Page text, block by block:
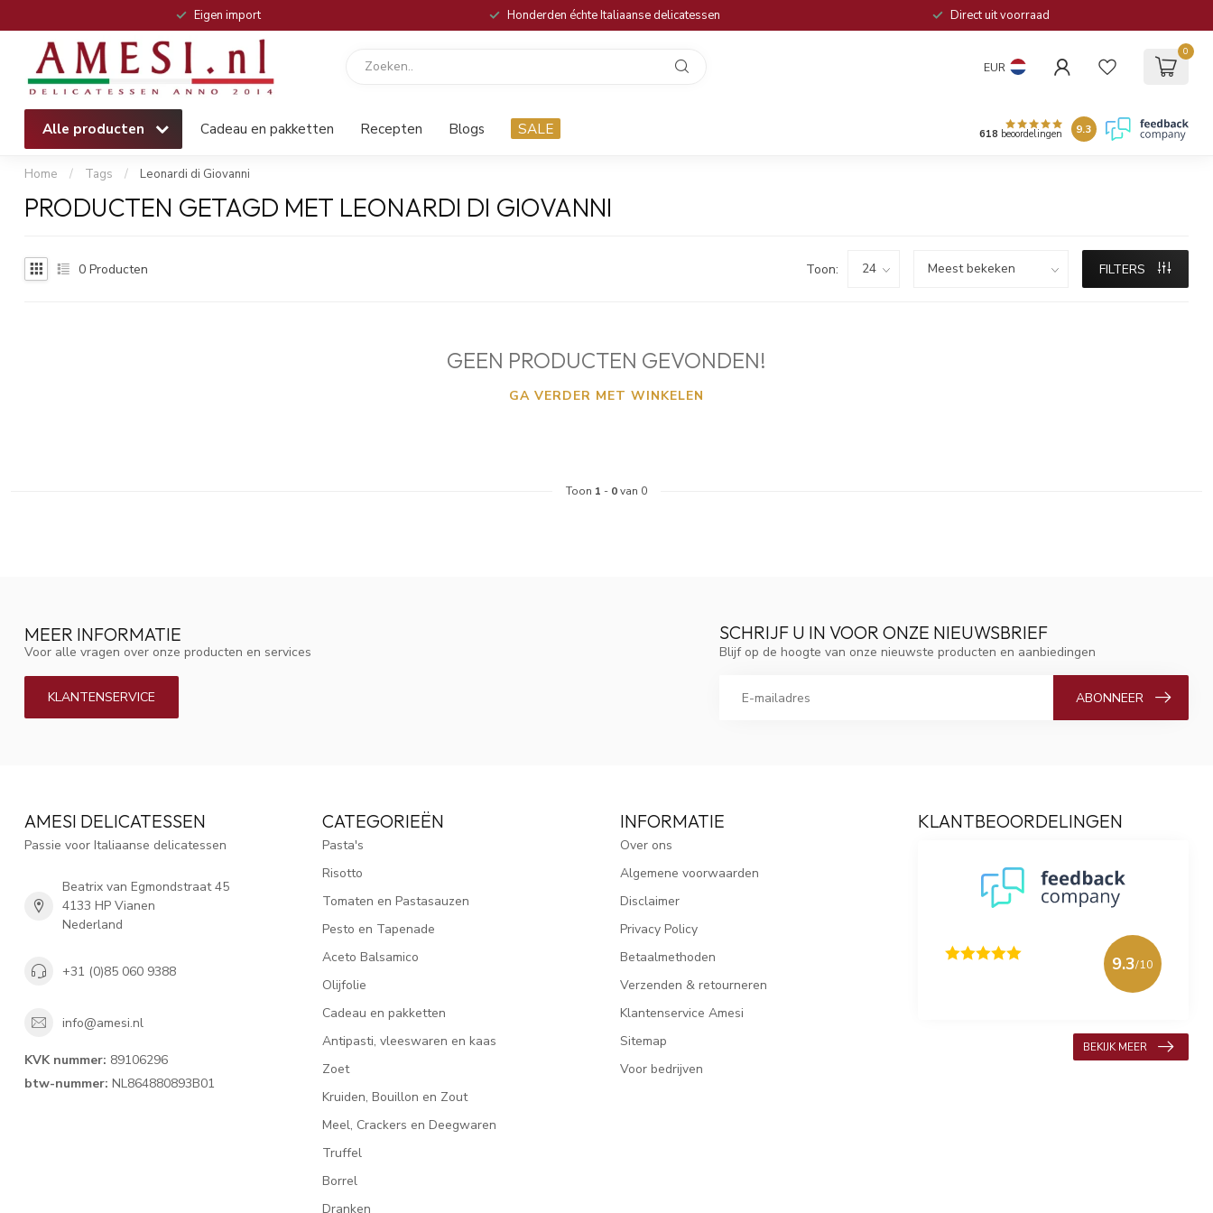
Eigen import Honderden échte Italiaanse delicatessen Direct uit voorraad
EUR
0
Alle producten Cadeau en pakketten Recepten Blogs SALE 618 beoordelingen 9.3
Home / Tags / Leonardi di Giovanni
PRODUCTEN GETAGD MET LEONARDI DI GIOVANNI
0 Producten Toon: FILTERS
GEEN PRODUCTEN GEVONDEN!
GA VERDER MET WINKELEN
Toon 1 - 0van 0
MEER INFORMATIE
Voor alle vragen over onze producten en services
KLANTENSERVICE
SCHRIJF U IN VOOR ONZE NIEUWSBRIEF
Blijf op de hoogte van onze nieuwste producten en aanbiedingen
ABONNEER
AMESI DELICATESSEN
Passie voor Italiaanse delicatessen
Beatrix van Egmondstraat 45
4133 HP Vianen
Nederland
+31 (0)85 060 9388
info@amesi.nl
KVK nummer: 89106296
btw-nummer: NL864880893B01
CATEGORIEËN
Pasta's
Risotto
Tomaten en Pastasauzen
Pesto en Tapenade
Aceto Balsamico
Olijfolie
Cadeau en pakketten
Antipasti, vleeswaren en kaas
Zoet
Kruiden, Bouillon en Zout
Meel, Crackers en Deegwaren
Truffel
Borrel
Dranken
INFORMATIE
Over ons
Algemene voorwaarden
Disclaimer
Privacy Policy
Betaalmethoden
Verzenden & retourneren
Klantenservice Amesi
Sitemap
Voor bedrijven
KLANTBEOORDELINGEN
9.3/10
BEKIJK MEER